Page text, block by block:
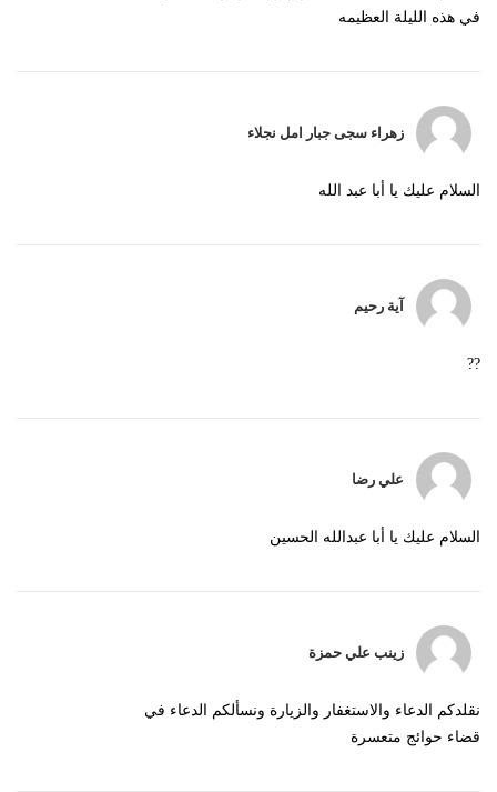
في هذه الليلة العظيمه
زهراء سجى جبار امل نجلاء
السلام عليك يا أبا عبد الله
آية رحيم
??
علي رضا
السلام عليك يا أبا عبدالله الحسين
زينب علي حمزة
نقلدكم الدعاء والاستغفار والزيارة ونسألكم الدعاء في
قضاء حوائج متعسرة